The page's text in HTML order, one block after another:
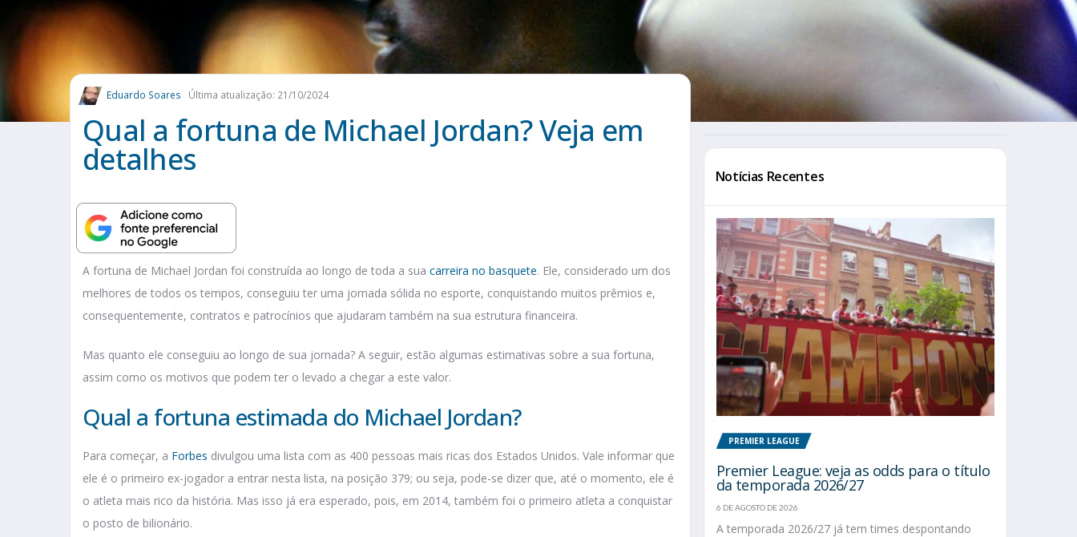
Eduardo Soares Última atualização: 21/10/2024
Qual a fortuna de Michael Jordan? Veja em
detalhes
A fortuna de Michael Jordan foi construída ao longo de toda a sua carreira no basquete. Ele, considerado um dos
melhores de todos os tempos, conseguiu ter uma jornada sólida no esporte, conquistando muitos prêmios e,
consequentemente, contratos e patrocínios que ajudaram também na sua estrutura financeira.
Mas quanto ele conseguiu ao longo de sua jornada? A seguir, estão algumas estimativas sobre a sua fortuna,
assim como os motivos que podem ter o levado a chegar a este valor.
Qual a fortuna estimada do Michael Jordan?
Para começar, a Forbes divulgou uma lista com as 400 pessoas mais ricas dos Estados Unidos. Vale informar que
ele é o primeiro ex-jogador a entrar nesta lista, na posição 379; ou seja, pode-se dizer que, até o momento, ele é
o atleta mais rico da história. Mas isso já era esperado, pois, em 2014, também foi o primeiro atleta a conquistar
o posto de bilionário.
Notícias Recentes
PREMIER LEAGUE
Premier League: veja as odds para o título
da temporada 2026/27
6 DE AGOSTO DE 2026
A temporada 2026/27 já tem times despontando